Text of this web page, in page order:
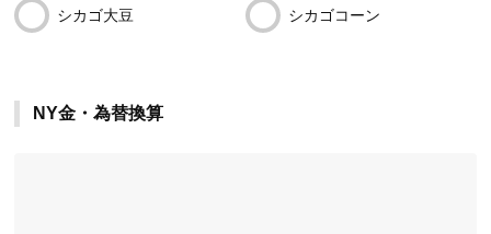
シカゴ大豆 シカゴコーン
NY金・為替換算